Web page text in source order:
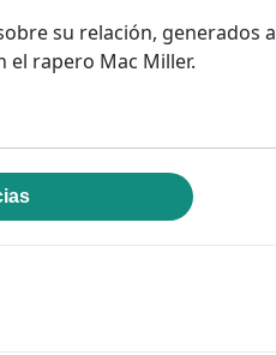
su relación, generados a
el rapero Mac Miller.